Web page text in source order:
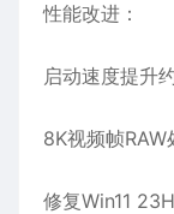
性能改进：
启动速度提升
8K视频帧RAW
修复Win11